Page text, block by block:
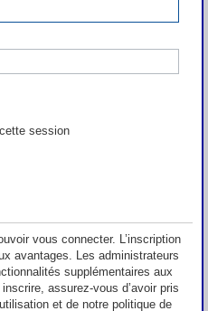
session
vous connecter. L’inscription
avantages. Les administrateurs
supplémentaires aux
assurez-vous d’avoir pris
et de notre politique de